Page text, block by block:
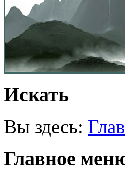
Искать
Вы здесь:
Главное